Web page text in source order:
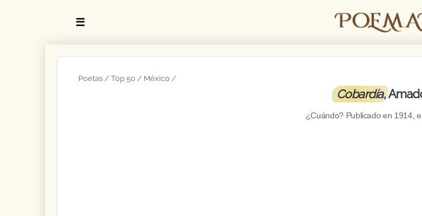
☰
Poetas Top 50 México
Cobardía,
¿Cuándo? Publicado en 1914,